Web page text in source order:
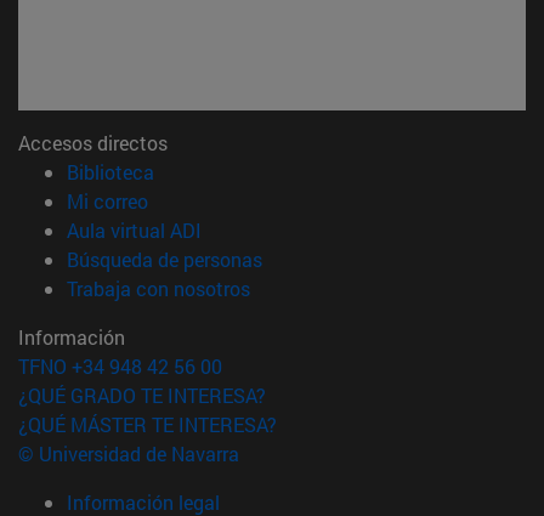
Accesos directos
Biblioteca
Mi correo(abre en nueva ventana)
Aula virtual ADI
Búsqueda de personas(abre en nueva ventana)
Trabaja con nosotros(abre en nueva ventana)
Información
TFNO +34 948 42 56 00
¿QUÉ GRADO TE INTERESA?
¿QUÉ MÁSTER TE INTERESA?
© Universidad de Navarra
Información legal